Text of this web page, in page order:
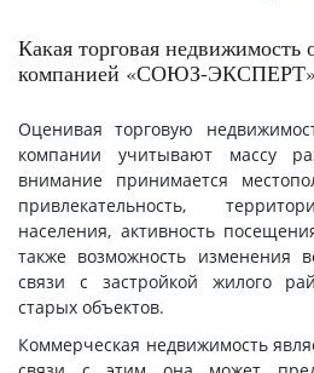
Какая торговая недвижимость
компанией «СОЮЗ-ЭКСПЕРТ»
Оценивая торговую
компании учитывают массу
внимание принимается
привлекательность,
населения, активность
также возможность изменения
связи с застройкой жилого
старых объектов.
Коммерческая недвижимость